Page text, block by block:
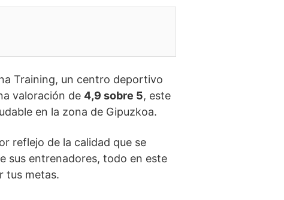
Training, un centro deportivo
valoración de 4,9 sobre 5, este
en la zona de Gipuzkoa.
reflejo de la calidad que se
sus entrenadores, todo en este
tus metas.